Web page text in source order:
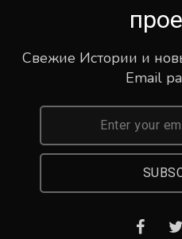
Свежие Истории и
Email